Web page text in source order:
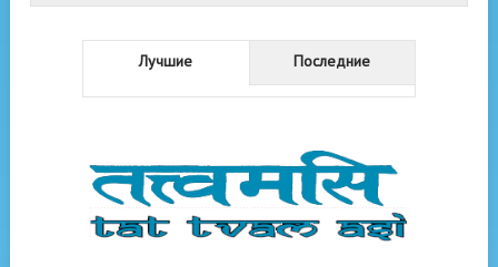
Лучшие Последние